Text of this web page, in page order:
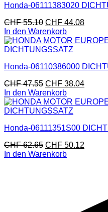
Honda-06111383020
CHF55.10 CHF 44.08
In den Warenkorb
Honda-06110386000
CHF47.55 CHF 38.04
In den Warenkorb
Honda-06111351S00
CHF62.65 CHF 50.12
In den Warenkorb